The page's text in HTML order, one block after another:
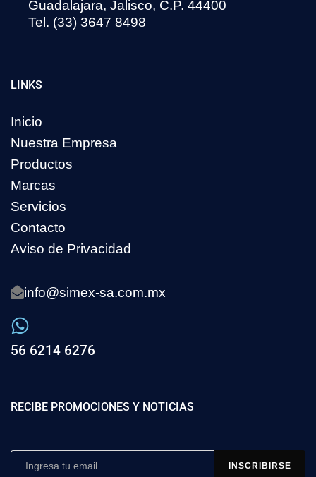
Guadalajara, Jalisco, C.P. 44400
Tel. (33) 3647 8498
LINKS
Inicio
Nuestra Empresa
Productos
Marcas
Servicios
Contacto
Aviso de Privacidad
info@simex-sa.com.mx
56 6214 6276
RECIBE PROMOCIONES Y NOTICIAS